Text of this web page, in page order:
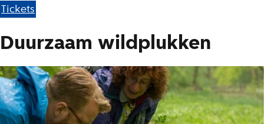
tot
pagina
D
u
u
r
z
a
Tickets
Duurzaam wildplukken